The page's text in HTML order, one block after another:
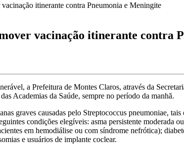
vacinação itinerante contra
a Prefeitura de Montes Claros, através da
Academias da Saúde, sempre no período da manhã.
graves causadas pelo Streptococcus pneumoniae,
condições elegíveis: asma persistente moderada
em hemodiálise ou com síndrome nefrótica);
e usuários de implante coclear.